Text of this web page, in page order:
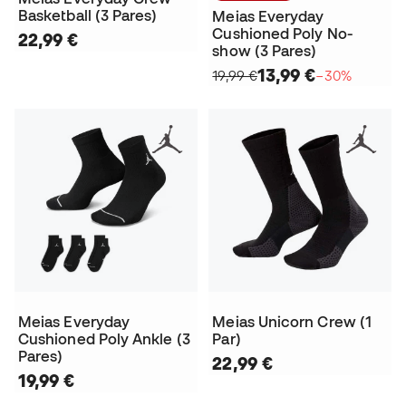
Basketball (3 Pares)
22,99 €
Meias Everyday
Cushioned Poly No-
show (3 Pares)
19,99 €13,99 €−30%
Meias Everyday
Cushioned Poly Ankle (3
Pares)
19,99 €
Meias Unicorn Crew (1
Par)
22,99 €